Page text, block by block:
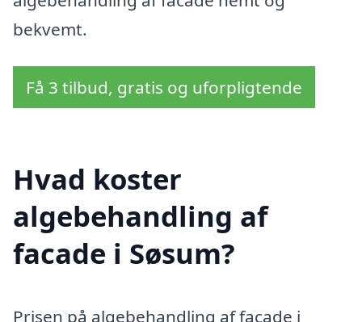
bekvemt.
Få 3 tilbud, gratis og uforpligtende
Hvad koster
algebehandling af
facade i Søsum?
Prisen på algebehandling af facade i